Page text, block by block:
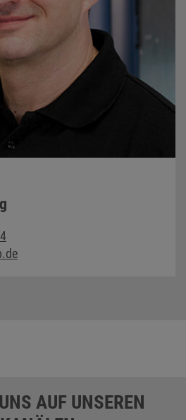
AUF UNSEREN